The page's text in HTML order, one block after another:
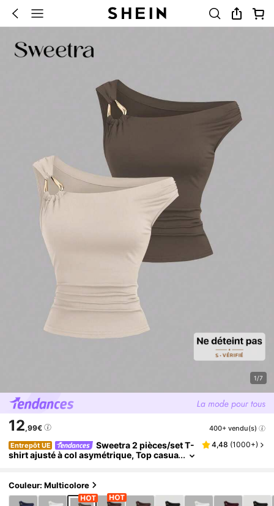
1/7
12,99€ 400+ vendu(s)
Entrepôt UE
Sweetra 2 pièces/set T-
shirt ajusté à col asymétrique, Top casua
4,48 (1000+)
Couleur: Multicolore